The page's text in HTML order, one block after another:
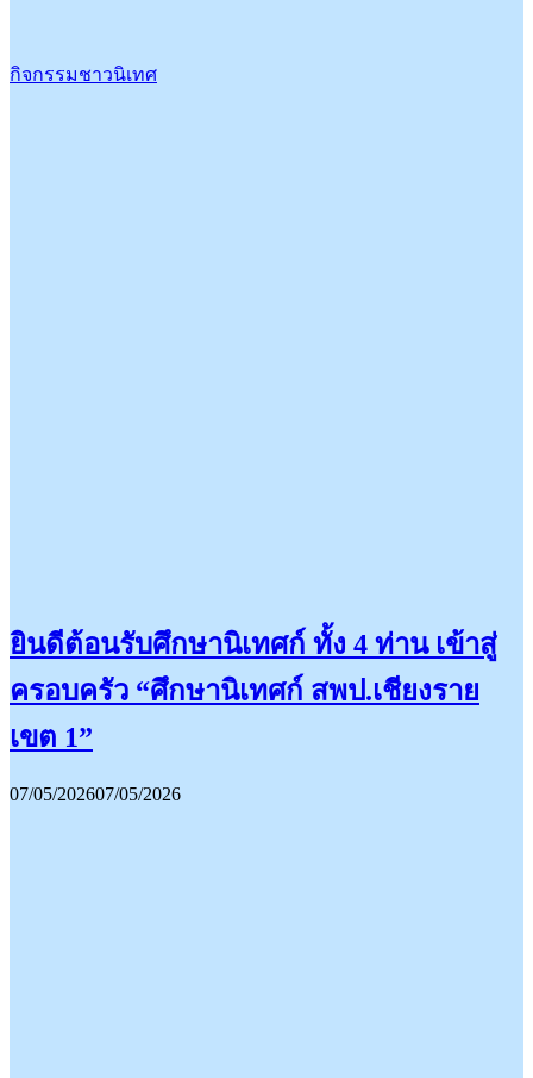
กิจกรรมชาวนิเทศ
ยินดีต้อนรับศึกษานิเทศก์ ทั้ง 4 ท่าน เข้าสู่
ครอบครัว “ศึกษานิเทศก์ สพป.เชียงราย
เขต 1”
07/05/202607/05/2026